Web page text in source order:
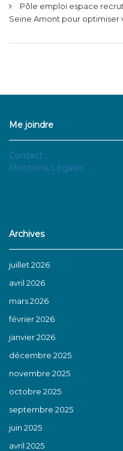
Pôle emploi espace
Seine Amont pour
Me joindre
Contact
Mentions Légales
Archives
juillet 2026
avril 2026
mars 2026
février 2026
janvier 2026
décembre 2025
novembre 2025
octobre 2025
septembre 2025
juin 2025
avril 2025